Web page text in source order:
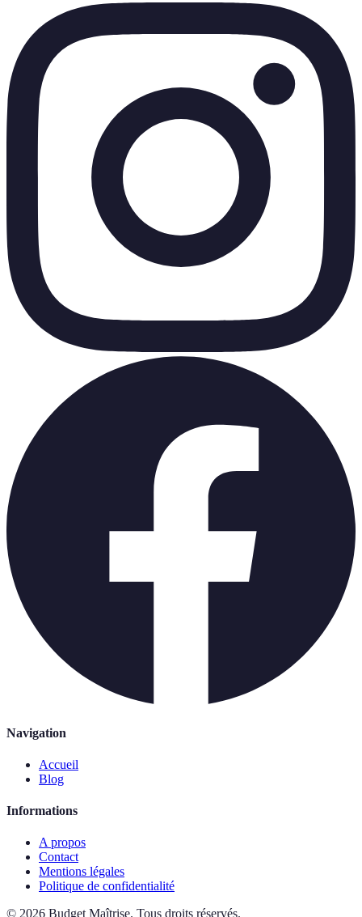
Navigation
Accueil
Blog
Informations
A propos
Contact
Mentions légales
Politique de confidentialité
© 2026 Budget Maîtrise. Tous droits réservés.